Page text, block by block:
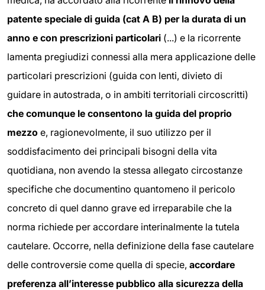
patente speciale di guida (cat A B) per la durata di un
anno e con prescrizioni particolari (...) e la ricorrente
lamenta pregiudizi connessi alla mera applicazione delle
particolari prescrizioni (guida con lenti, divieto di
guidare in autostrada, o in ambiti territoriali circoscritti)
che comunque le consentono la guida del proprio
mezzo e, ragionevolmente, il suo utilizzo per il
soddisfacimento dei principali bisogni della vita
quotidiana, non avendo la stessa allegato circostanze
specifiche che documentino quantomeno il pericolo
concreto di quel danno grave ed irreparabile che la
norma richiede per accordare interinalmente la tutela
cautelare. Occorre, nella definizione della fase cautelare
delle controversie come quella di specie, accordare
preferenza all’interesse pubblico alla sicurezza della